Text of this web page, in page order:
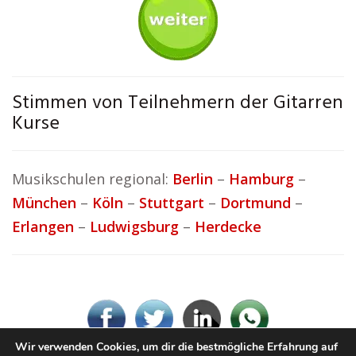
Stimmen von Teilnehmern der Gitarren
Kurse
Musikschulen regional: Berlin – Hamburg –
München – Köln – Stuttgart – Dortmund –
Erlangen – Ludwigsburg – Herdecke
Wir verwenden Cookies, um dir die bestmögliche Erfahrung auf